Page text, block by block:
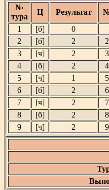
№
тура
Ц Результат
1
[б]
0
2
[б] 2 2
3
[ч] 2 3
4
[б] 2 4
5
[ч] 1 5
6
[б] 2 6
7
[ч] 2 7
8
[б] 2 8
9
[ч] 2 9